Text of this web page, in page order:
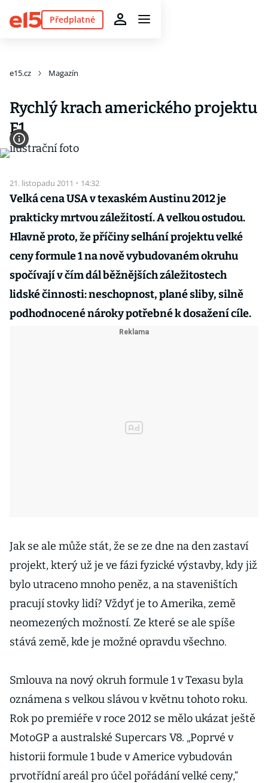
Předplatné
e15.cz Magazín
Rychlý krach amerického projektu
F1
21. listopadu 2011 · 14:32
Velká cena USA v texaském Austinu 2012 je
prakticky mrtvou záležitostí. A velkou ostudou.
Hlavně proto, že příčiny selhání projektu velké
ceny formule 1 na nově vybudovaném okruhu
spočívají v čím dál běžnějších záležitostech
lidské činnosti: neschopnost, plané sliby, silně
podhodnocené nároky potřebné k dosažení cíle.
Jak se ale může stát, že se ze dne na den zastaví
projekt, který už je ve fázi fyzické výstavby, kdy již
bylo utraceno mnoho peněz, a na staveništích
pracují stovky lidí? Vždyť je to Amerika, země
neomezených možností. Ze které se ale spíše
stává země, kde je možné opravdu všechno.
Smlouva na nový okruh formule 1 v Texasu byla
oznámena s velkou slávou v květnu tohoto roku.
Rok po premiéře v roce 2012 se mělo ukázat ještě
MotoGP a australské Supercars V8. „Poprvé v
historii formule 1 bude v Americe vybudován
prvotřídní areál pro účel pořádání velké ceny,“